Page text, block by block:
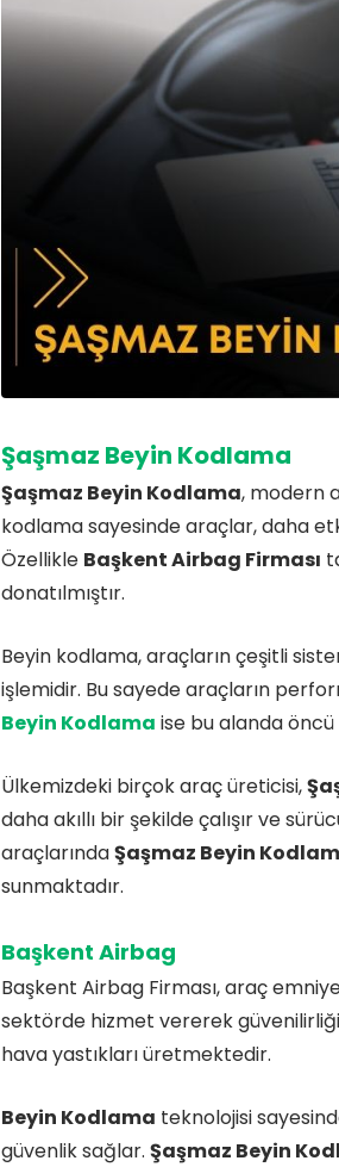
Şaşmaz Beyin Kodlama
Şaşmaz Beyin Kodlama, modern
kodlama sayesinde araçlar, daha
Özellikle Başkent Airbag Firması
donatılmıştır.
Beyin kodlama, araçların çeşitli
işlemidir. Bu sayede araçların
Beyin Kodlama ise bu alanda
Ülkemizdeki birçok araç üreticisi,
daha akıllı bir şekilde çalışır ve
araçlarındaŞaşmaz Beyin
sunmaktadır.
Başkent Airbag
Başkent Airbag Firması, araç
sektörde hizmet vererek
hava yastıkları üretmektedir.
Beyin Kodlama teknolojisi
güvenlik sağlar. Şaşmaz Beyin